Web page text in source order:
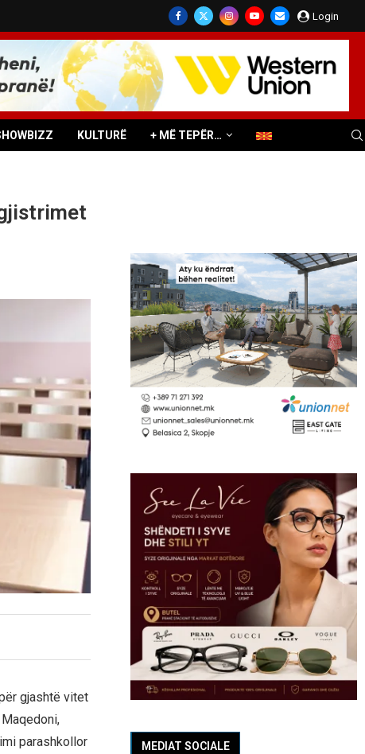
Login
KULTURË + MË TEPËR…
gjashtë vitet
parashkollor
MEDIAT SOCIALE